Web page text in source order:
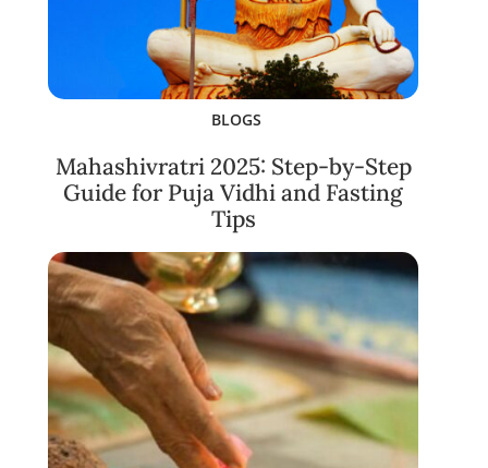
BLOGS
Mahashivratri 2025: Step-by-Step
Guide for Puja Vidhi and Fasting
Tips